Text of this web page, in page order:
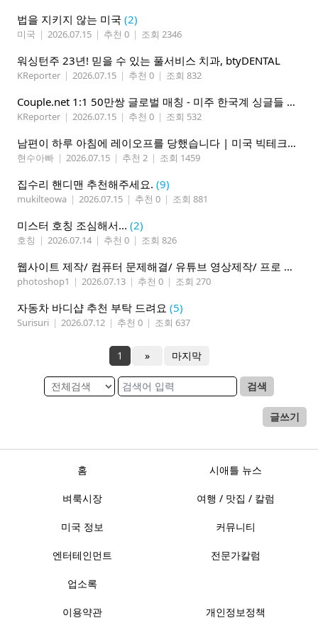
법을 지키지 않는 미국 (2)
미국 | 2026.07.15 | 추천 0 | 조회 2346
워싱턴주 23년! 믿을 수 있는 풀서비스 치과, btyDENTAL
KReporter | 2026.07.15 | 추천 0 | 조회 832
Couple.net 1:1 50만쌍 글로벌 매칭 - 미주 한국계 싱글들 모이세요
KReporter | 2026.07.15 | 추천 0 | 조회 532
남편이 하루 아침에 레이오프를 당했습니다 | 미국 빅테크의 현실
현수아빠 | 2026.07.15 | 추천 2 | 조회 1459
집수리 핸디맨 추천해주세요. (9)
mukilteowa | 2026.07.15 | 추천 0 | 조회 881
미스터 호칭 조심해서... (2)
호칭 | 2026.07.14 | 추천 0 | 조회 826
웹사이트 제작/ 컴퓨터 문제해결/ 유튜브 영상제작/ 프로 사진촬영
photoshop1 | 2026.07.13 | 추천 0 | 조회 270
자동차 바디샵 추천 부탁 드려요 (5)
Surisuri | 2026.07.12 | 추천 0 | 조회 637
1 » 마지막
검색
글쓰기
홈 시애틀 뉴스
벼룩시장 여행 / 맛집 / 칼럼
미국 정보 커뮤니티
엔터테인먼트 전문가칼럼
업소록
이용약관 개인정보정책